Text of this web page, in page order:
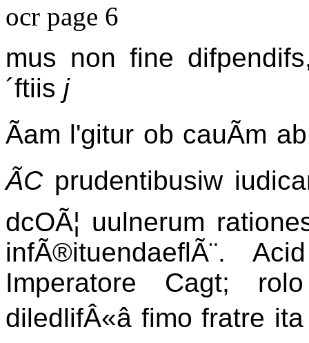
ocr page 6
mus non fine
´ftiis j
Ãam l'gitur ob cauÃm
ÃCprudentibusiw
dcOÃ¦ uulnerum
infÃ®ituendaeflÃ¨.
Imperatore Cagt;
diledlifÂ«â fimo fratre